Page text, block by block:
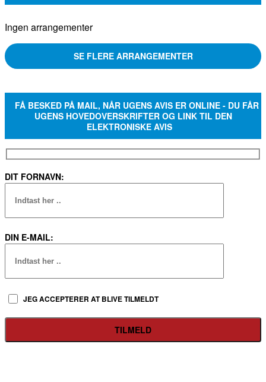
Ingen arrangementer
SE FLERE ARRANGEMENTER
FÅ BESKED PÅ MAIL, NÅR UGENS AVIS ER ONLINE - DU FÅR
UGENS HOVEDOVERSKRIFTER OG LINK TIL DEN
ELEKTRONISKE AVIS
DIT FORNAVN:
DIN E-MAIL:
JEG ACCEPTERER AT BLIVE TILMELDT